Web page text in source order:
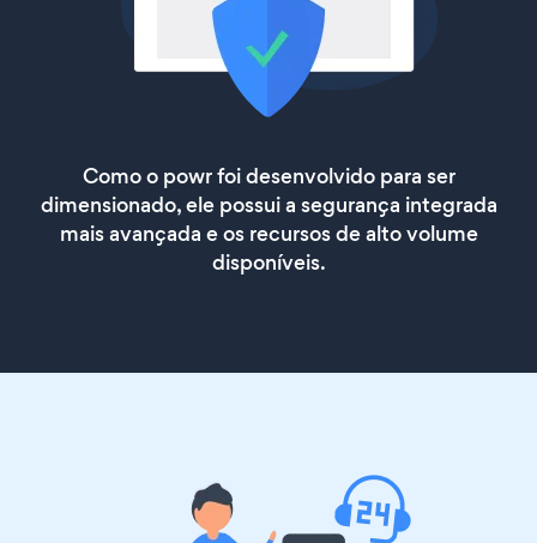
Como o powr foi desenvolvido para ser
dimensionado, ele possui a segurança integrada
mais avançada e os recursos de alto volume
disponíveis.